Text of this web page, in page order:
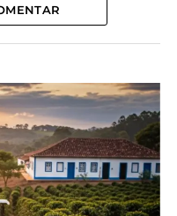
AGRO
MATE
FEIJÃO
PARANÁ
PECUÁRIA
RURAL
TEIXEIRA SOARES